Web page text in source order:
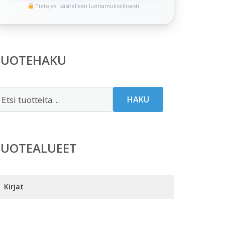
Tietojasi käsitellään luottamuksellisesti
HAKU
Kirjat